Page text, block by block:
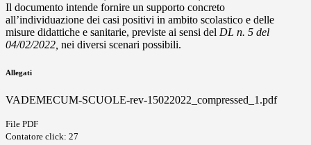
Il documento intende fornire un supporto concreto
all’individuazione dei casi positivi in ambito scolastico e delle
misure didattiche e sanitarie, previste ai sensi del DL n. 5 del
04/02/2022, nei diversi scenari possibili.
Allegati
VADEMECUM-SCUOLE-rev-15022022_compressed_1.pdf
File PDF
Contatore click: 27